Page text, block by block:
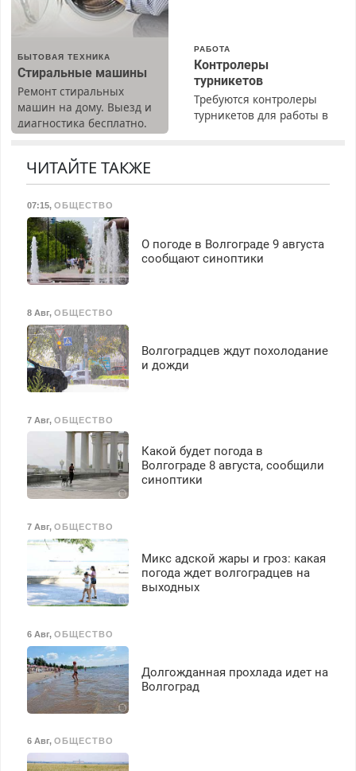
БЫТОВАЯ ТЕХНИКА
Стиральные машины
Ремонт стиральных
машин на дому. Выезд и
диагностика бесплатно.
Предусмотрены скидки.
РАБОТА
Контролеры
турникетов
Требуются контролеры
турникетов для работы в
Ежемесячно
выплачивается денежная
безопасности с з/п до
ЧИТАЙТЕ ТАКЖЕ
07:15, ОБЩЕСТВО
О погоде в Волгограде 9 августа
сообщают синоптики
8 Авг, ОБЩЕСТВО
Волгоградцев ждут похолодание
и дожди
7 Авг, ОБЩЕСТВО
Какой будет погода в
Волгограде 8 августа, сообщили
синоптики
7 Авг, ОБЩЕСТВО
Микс адской жары и гроз: какая
погода ждет волгоградцев на
выходных
6 Авг, ОБЩЕСТВО
Долгожданная прохлада идет на
Волгоград
6 Авг, ОБЩЕСТВО